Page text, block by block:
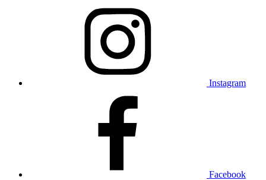
Instagram
Facebook